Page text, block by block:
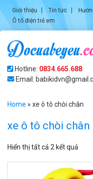
Giới thiệu Tin tức
Ô tô điện trẻ em
Hotline: 0834.665.688
Email:
Home » xe ô tô chòi chân
xe ô tô chòi chân
Hiển thị tất cả 2 kết quả